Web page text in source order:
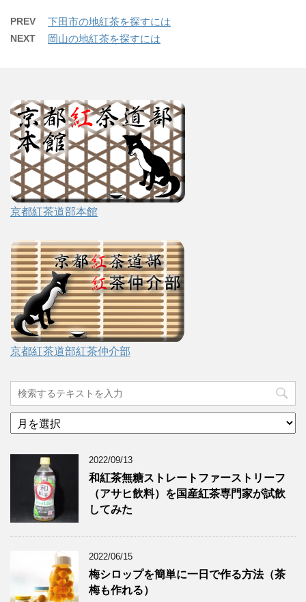
PREV 下田市の地紅茶を探すには
NEXT 岡山の地紅茶を探すには
京都紅茶道部本館
京都紅茶道部紅茶仲介部
ア
ー
2022/09/13
和紅茶無糖ストレートファーストリーフ
（アサヒ飲料）を国産紅茶専門家が試飲
してみた
2022/06/15
梅シロップを簡単に一日で作る方法（茶
梅も作れる）